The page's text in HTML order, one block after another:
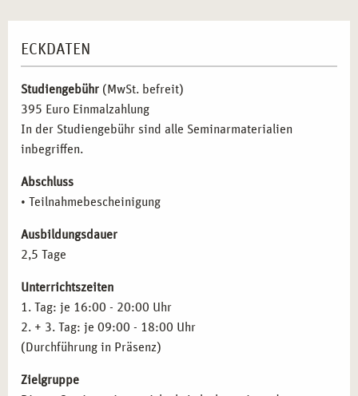
Kommunikation durch kreativen Ausdruck
und kreative Methoden in Kontakt zu treten.
Selbst- und Fremdwahrnehmung intensivieren
Sensibilisieren Sie sich für feine Unterschiede in der
Wahrnehmung und lernen Sie, diese bewusst zu
– Üben Sie, sich auf Hilfe suchende
Menschen einzulassen und ihre individuellen
Herausforderungen zu verstehen.
Erproben Sie kreative Techniken zur Darstellung und
Reflexion innerer Prozesse.
Auseinandersetzung mit Nähe und Distanz
Reflektieren Sie professionelle Abgrenzung und
Beziehungsgestaltung in therapeutischen Kontexten.
Probieren unterschiedlichste Ausdrucksmöglichkeiten;
innerliche Befindlichkeiten im kreativen Prozess
Reflektion von Nähe und Distanz aus professioneller
Sicht in unterschiedlichen Rollen.
ECKDATEN
Studiengebühr (MwSt. befreit)
395 Euro Einmalzahlung
In der Studiengebühr sind alle Seminarmaterialien
inbegriffen.
Abschluss
• Teilnahmebescheinigung
Ausbildungsdauer
2,5 Tage
Unterrichtszeiten
1. Tag: je 16:00 - 20:00 Uhr
2. + 3. Tag: je 09:00 - 18:00 Uhr
(Durchführung in Präsenz)
Zielgruppe